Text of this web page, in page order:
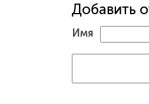
Добавить
Имя